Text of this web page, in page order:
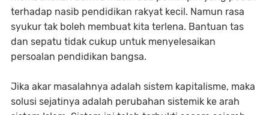
terhadap nasib pendidikan rakyat kecil. Namun rasa
syukur tak boleh membuat kita terlena. Bantuan tas
dan sepatu tidak cukup untuk menyelesaikan
persoalan pendidikan bangsa.
Jika akar masalahnya adalah sistem kapitalisme, maka
solusi sejatinya adalah perubahan sistemik ke arah